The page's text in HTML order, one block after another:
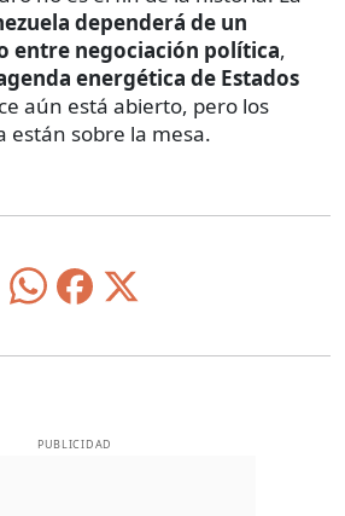
dependerá de un
entre negociación política,
energética de Estados
aún está abierto, pero los
están sobre la mesa.
PUBLICIDAD